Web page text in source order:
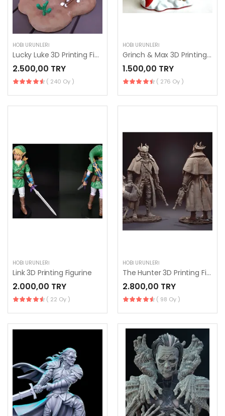
HOBI ÜRÜNLERI
Lucky Luke 3D Printing Figurine
2.500,00 TRY
( 240 Oy )
HOBI ÜRÜNLERI
Grinch & Max 3D Printing Figurines in Diorama
1.500,00 TRY
( 276 Oy )
HOBI ÜRÜNLERI
Link 3D Printing Figurine
2.000,00 TRY
( 22 Oy )
HOBI ÜRÜNLERI
The Hunter 3D Printing Figurine
2.800,00 TRY
( 98 Oy )